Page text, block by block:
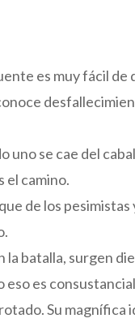
es muy fácil
uno se cae del
el camino.
de los
la batalla, surgen
es
Su magnífica